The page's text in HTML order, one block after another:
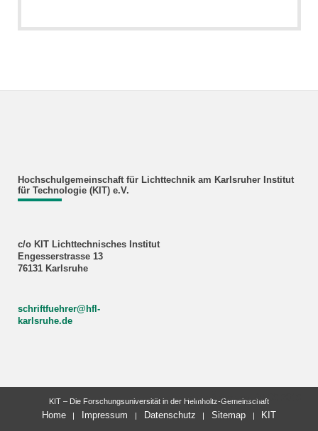
Hochschulgemeinschaft für Lichttechnik am Karlsruher Institut
für Technologie (KIT) e.V.
c/o KIT Lichttechnisches Institut
Engesserstrasse 13
76131 Karlsruhe
schriftfuehrer@hfl-
karlsruhe.de
letzte Änderung: 27.09.2019
KIT – Die Forschungsuniversität in der Helmholtz-Gemeinschaft
Home Impressum Datenschutz Sitemap KIT